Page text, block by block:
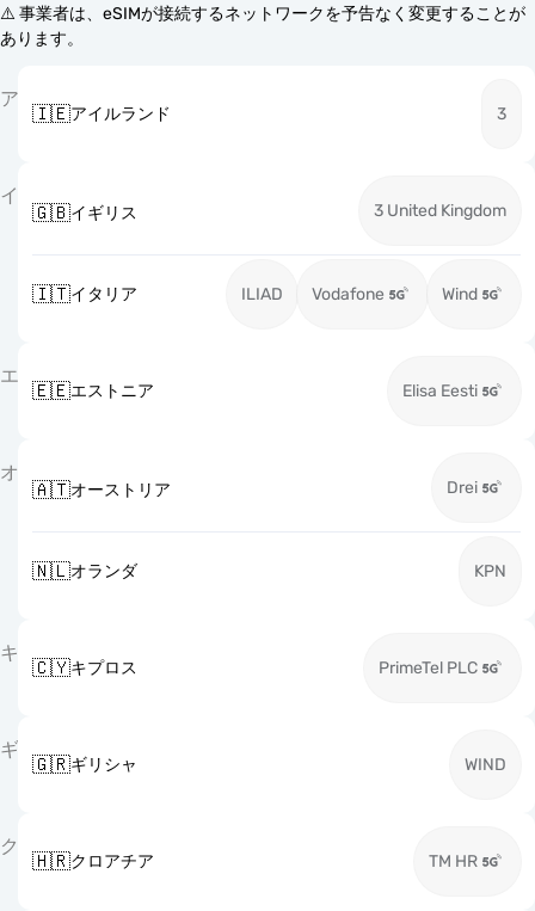
⚠️ 事業者は、eSIMが接続するネットワークを予告なく変更することが
あります。
ア
🇮🇪アイルランド 3
イ
🇬🇧イギリス 3 United Kingdom
🇮🇹イタリア ILIAD Vodafone Wind
エ
🇪🇪エストニア Elisa Eesti
オ
🇦🇹オーストリア Drei
🇳🇱オランダ KPN
キ
🇨🇾キプロス PrimeTel PLC
ギ
🇬🇷ギリシャ WIND
ク
🇭🇷クロアチア TM HR